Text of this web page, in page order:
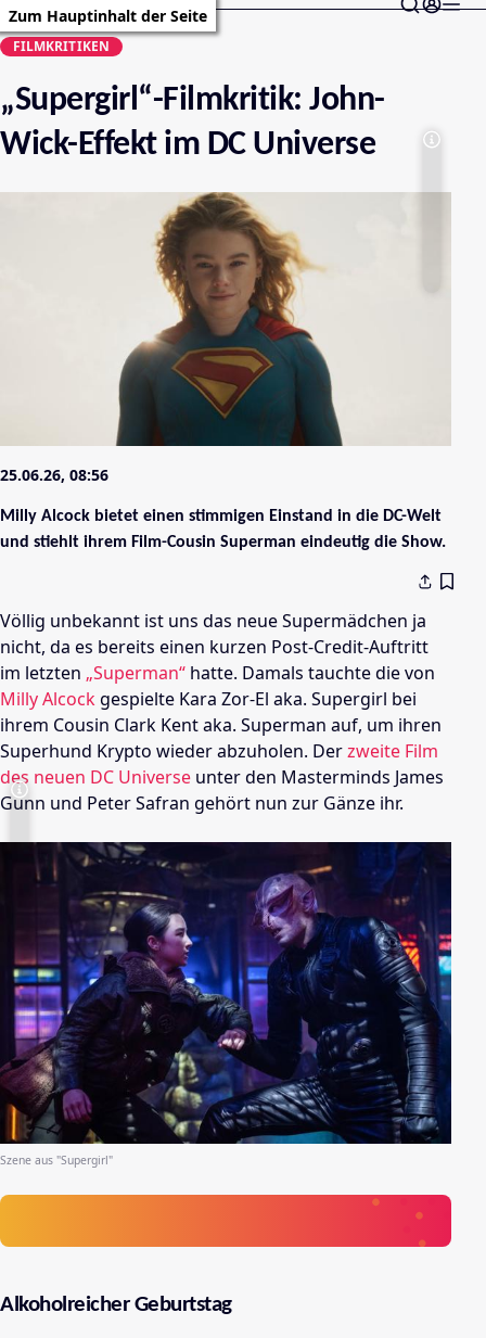
Zum Hauptinhalt der Seite
FILMKRITIKEN
„Supergirl“-Filmkritik: John-
Wick-Effekt im DC Universe
25.06.26, 08:56
Milly Alcock bietet einen stimmigen Einstand in die DC-Welt
und stiehlt ihrem Film-Cousin Superman eindeutig die Show.
Völlig unbekannt ist uns das neue Supermädchen ja
nicht, da es bereits einen kurzen Post-Credit-Auftritt
im letzten „Superman“ hatte. Damals tauchte die von
Milly Alcockgespielte Kara Zor-El aka. Supergirl bei
ihrem Cousin Clark Kent aka. Superman auf, um ihren
Superhund Krypto wieder abzuholen. Derzweite Film
des neuen DC Universe unter den Masterminds James
Gunn und Peter Safran gehört nun zur Gänze ihr.
Szene aus "Supergirl"
Alkoholreicher Geburtstag